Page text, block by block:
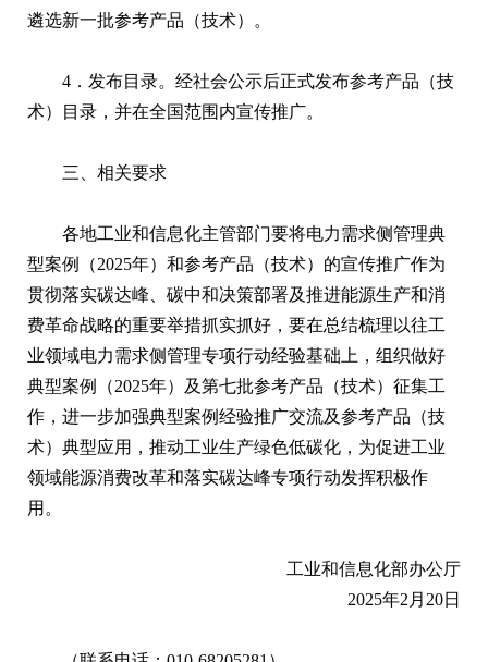
遴选新一批参考产品（技术）。
4．发布目录。经社会公示后正式发布参考产品（技
术）目录，并在全国范围内宣传推广。
三、相关要求
各地工业和信息化主管部门要将电力需求侧管理典
型案例（2025年）和参考产品（技术）的宣传推广作为
贯彻落实碳达峰、碳中和决策部署及推进能源生产和消
费革命战略的重要举措抓实抓好，要在总结梳理以往工
业领域电力需求侧管理专项行动经验基础上，组织做好
典型案例（2025年）及第七批参考产品（技术）征集工
作，进一步加强典型案例经验推广交流及参考产品（技
术）典型应用，推动工业生产绿色低碳化，为促进工业
领域能源消费改革和落实碳达峰专项行动发挥积极作
用。
工业和信息化部办公厅
2025年2月20日